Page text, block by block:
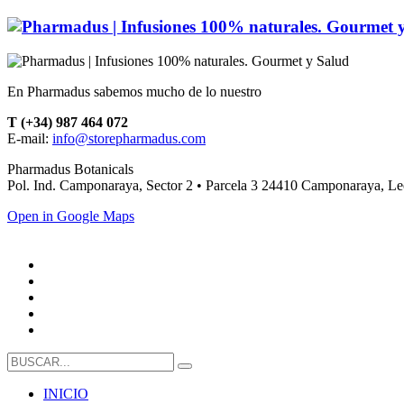
En Pharmadus sabemos mucho de lo nuestro
T (+34) 987 464 072
E-mail: info@storepharmadus.com
Pharmadus Botanicals
Pol. Ind. Camponaraya, Sector 2 • Parcela 3 24410 Camponaraya,
Open in Google Maps
INICIO